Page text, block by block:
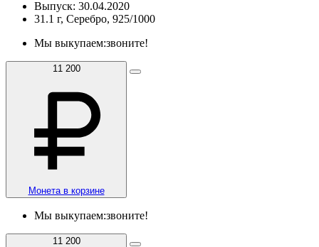
Выпуск: 30.04.2020
31.1 г, Серебро, 925/1000
Мы выкупаем:звоните!
11 200
Монета в корзине
Мы выкупаем:звоните!
11 200